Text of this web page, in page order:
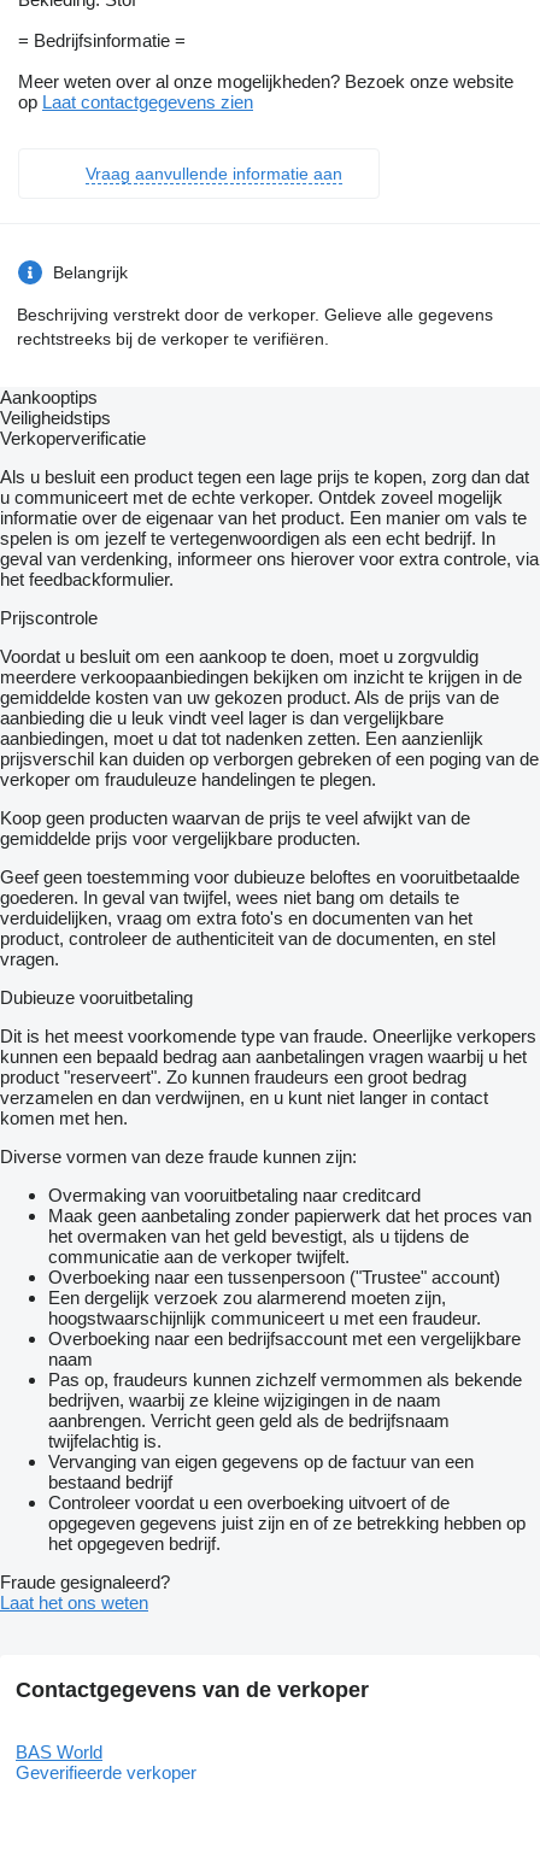
= Bedrijfsinformatie =
Meer weten over al onze mogelijkheden? Bezoek onze website
op Laat contactgegevens zien
Vraag aanvullende informatie aan
Belangrijk
Beschrijving verstrekt door de verkoper. Gelieve alle gegevens
rechtstreeks bij de verkoper te verifiëren.
Aankooptips
Veiligheidstips
Verkoperverificatie
Als u besluit een product tegen een lage prijs te kopen, zorg dan dat
u communiceert met de echte verkoper. Ontdek zoveel mogelijk
informatie over de eigenaar van het product. Een manier om vals te
spelen is om jezelf te vertegenwoordigen als een echt bedrijf. In
geval van verdenking, informeer ons hierover voor extra controle, via
het feedbackformulier.
Prijscontrole
Voordat u besluit om een ​​aankoop te doen, moet u zorgvuldig
meerdere verkoopaanbiedingen bekijken om inzicht te krijgen in de
gemiddelde kosten van uw gekozen product. Als de prijs van de
aanbieding die u leuk vindt veel lager is dan vergelijkbare
aanbiedingen, moet u dat tot nadenken zetten. Een aanzienlijk
prijsverschil kan duiden op verborgen gebreken of een poging van de
verkoper om frauduleuze handelingen te plegen.
Koop geen producten waarvan de prijs te veel afwijkt van de
gemiddelde prijs voor vergelijkbare producten.
Geef geen toestemming voor dubieuze beloftes en vooruitbetaalde
goederen. In geval van twijfel, wees niet bang om details te
verduidelijken, vraag om extra foto's en documenten van het
product, controleer de authenticiteit van de documenten, en stel
vragen.
Dubieuze vooruitbetaling
Dit is het meest voorkomende type van fraude. Oneerlijke verkopers
kunnen een bepaald bedrag aan aanbetalingen vragen waarbij u het
product "reserveert". Zo kunnen fraudeurs een groot bedrag
verzamelen en dan verdwijnen, en u kunt niet langer in contact
komen met hen.
Diverse vormen van deze fraude kunnen zijn:
Overmaking van vooruitbetaling naar creditcard
Maak geen aanbetaling zonder papierwerk dat het proces van
het overmaken van het geld bevestigt, als u tijdens de
communicatie aan de verkoper twijfelt.
Overboeking naar een tussenpersoon ("Trustee" account)
Een dergelijk verzoek zou alarmerend moeten zijn,
hoogstwaarschijnlijk communiceert u met een fraudeur.
Overboeking naar een bedrijfsaccount met een vergelijkbare
naam
Pas op, fraudeurs kunnen zichzelf vermommen als bekende
bedrijven, waarbij ze kleine wijzigingen in de naam
aanbrengen. Verricht geen geld als de bedrijfsnaam
twijfelachtig is.
Vervanging van eigen gegevens op de factuur van een
bestaand bedrijf
Controleer voordat u een overboeking uitvoert of de
opgegeven gegevens juist zijn en of ze betrekking hebben op
het opgegeven bedrijf.
Fraude gesignaleerd?
Laat het ons weten
Contactgegevens van de verkoper
BAS World
Geverifieerde verkoper